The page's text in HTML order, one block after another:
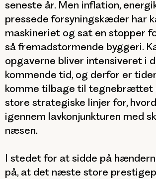
seneste år. Men inflation,
pressede forsyningskæder har
maskineriet og sat en stopper
så fremadstormende byggeri.
opgaverne bliver intensiveret i
kommende tid, og derfor er
komme tilbage til
store strategiske linjer for,
igennem lavkonjunkturen med
næsen.
I stedet for at sidde på
på, at det næste store